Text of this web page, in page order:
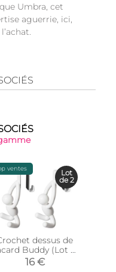
Umbra, cet
aguerrie, ici,
ventes
dessus de
Buddy (Lot de
2) (Blanc)
16 €
Lot
de 2